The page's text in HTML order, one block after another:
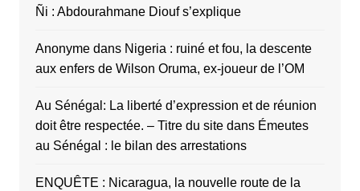
Ñi : Abdourahmane Diouf s’explique
Anonymedans Nigeria : ruiné et fou, la descente
aux enfers de Wilson Oruma, ex-joueur de l’OM
Au Sénégal: La liberté d’expression et de réunion
doit être respectée. – Titre du sitedans Émeutes
au Sénégal : le bilan des arrestations
ENQUÊTE : Nicaragua, la nouvelle route de la